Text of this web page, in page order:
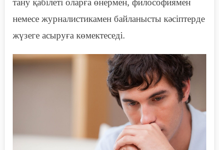
тану қабілеті оларға өнермен, философиямен
немесе журналистикамен байланысты кәсіптерде
жүзеге асыруға көмектеседі.